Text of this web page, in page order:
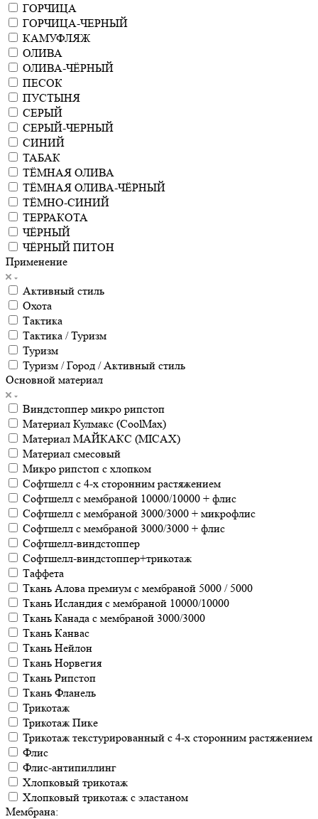
ГОРЧИЦА
ГОРЧИЦА-ЧЕРНЫЙ
КАМУФЛЯЖ
ОЛИВА
ОЛИВА-ЧЁРНЫЙ
ПЕСОК
ПУСТЫНЯ
СЕРЫЙ
СЕРЫЙ-ЧЕРНЫЙ
СИНИЙ
ТАБАК
ТЁМНАЯ ОЛИВА
ТЁМНАЯ ОЛИВА-ЧЁРНЫЙ
ТЁМНО-СИНИЙ
ТЕРРАКОТА
ЧЁРНЫЙ
ЧЁРНЫЙ ПИТОН
Применение
Активный стиль
Охота
Тактика
Тактика / Туризм
Туризм
Туризм / Город / Активный стиль
Основной материал
Виндстоппер микро рипстоп
Материал Кулмакс (CoolMax)
Материал МАЙКАКС (MICAX)
Материал смесовый
Микро рипстоп с хлопком
Софтшелл с 4-х сторонним растяжением
Софтшелл с мембраной 10000/10000 + флис
Софтшелл с мембраной 3000/3000 + микрофлис
Софтшелл с мембраной 3000/3000 + флис
Софтшелл-виндстоппер
Софтшелл-виндстоппер+трикотаж
Таффета
Ткань Алова премиум с мембраной 5000 / 5000
Ткань Исландия с мембраной 10000/10000
Ткань Канада с мембраной 3000/3000
Ткань Канвас
Ткань Нейлон
Ткань Норвегия
Ткань Рипстоп
Ткань Фланель
Трикотаж
Трикотаж Пике
Трикотаж текстурированный с 4-х сторонним растяжением
Флис
Флис-антипиллинг
Хлопковый трикотаж
Хлопковый трикотаж с эластаном
Мембрана: